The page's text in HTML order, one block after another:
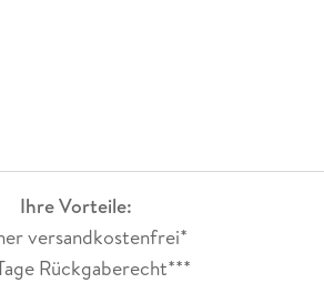
Ihre Vorteile:
versandkostenfrei*
Rückgaberecht***